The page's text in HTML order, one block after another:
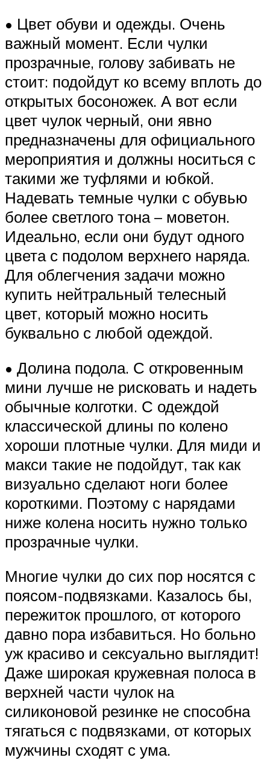
• Цвет обуви и одежды. Очень
важный момент. Если чулки
прозрачные, голову забивать не
стоит: подойдут ко всему вплоть до
открытых босоножек. А вот если
цвет чулок черный, они явно
предназначены для официального
мероприятия и должны носиться с
такими же туфлями и юбкой.
Надевать темные чулки с обувью
более светлого тона – моветон.
Идеально, если они будут одного
цвета с подолом верхнего наряда.
Для облегчения задачи можно
купить нейтральный телесный
цвет, который можно носить
буквально с любой одеждой.
• Долина подола. С откровенным
мини лучше не рисковать и надеть
обычные колготки. С одеждой
классической длины по колено
хороши плотные чулки. Для миди и
макси такие не подойдут, так как
визуально сделают ноги более
короткими. Поэтому с нарядами
ниже колена носить нужно только
прозрачные чулки.
Многие чулки до сих пор носятся с
поясом-подвязками. Казалось бы,
пережиток прошлого, от которого
давно пора избавиться. Но больно
уж красиво и сексуально выглядит!
Даже широкая кружевная полоса в
верхней части чулок на
силиконовой резинке не способна
тягаться с подвязками, от которых
мужчины сходят с ума.